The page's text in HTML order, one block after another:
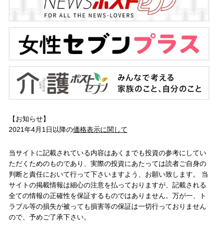
【お知らせ】
2021年4月1日以降の価格表示に関して
当サイトに記載されている内容はあくまでも投資の参考にしてい
ただくためのものであり、実際の投資にあたっては読者ご自身の
判断と責任において行って下さいますよう、お願い致します。 当
サイトの掲載情報は細心の注意を払っておりますが、記載される
全ての情報の正確性を保証するものではありません。万が一、ト
ラブル等の損失が被っても損害等の保証は一切行っておりません
ので、予めご了承下さい。